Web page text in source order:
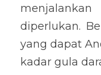
diperlukan.
yang dapat
kadar gula